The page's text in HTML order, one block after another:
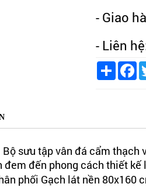
- Giao
- Liên
Share
sưu tập vân đá cẩm
đến phong cách thiết
phối Gạch lát nền